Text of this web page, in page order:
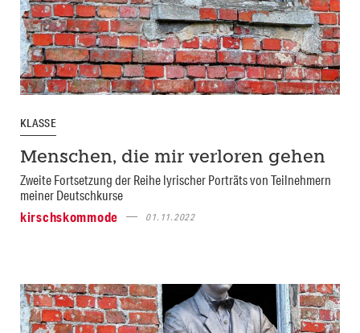
KLASSE
Menschen, die mir verloren gehen
Zweite Fortsetzung der Reihe lyrischer Porträts von Teilnehmern
meiner Deutschkurse
kirschskommode
01.11.2022